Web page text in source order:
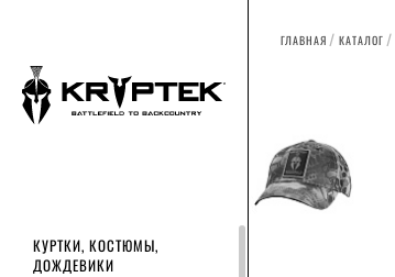
КУРТКИ, КОСТЮМЫ,
ДОЖДЕВИКИ
ГЛАВНАЯ КАТАЛОГ